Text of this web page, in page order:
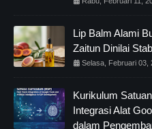
Lip Balm Alami
Zaitun Dinilai
Selasa, Februari 03,
Kurikulum
Integrasi Alat
dalam